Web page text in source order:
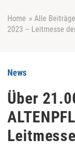
Home » Alle Beiträge
2023 – Leitmesse
News
Über